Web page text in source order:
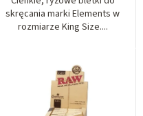
skręcania marki Elements w
rozmiarze King Size....